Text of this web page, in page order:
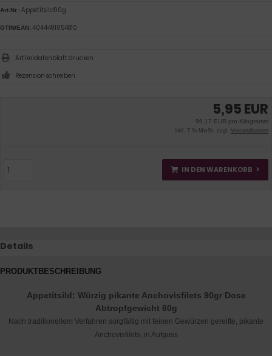
5,95 EUR
99,17 EUR pro Kilogramm
inkl. 7 % MwSt. zzgl. Versandkosten
IN DEN WARENKORB
Art.Nr.: Appetitsild90g
GTIN/EAN: 4044491054810
Artikeldatenblatt drucken
Rezension schreiben
Details
PRODUKTBESCHREIBUNG
Appetitsild: Würzig pikante Anchovisfilets 90gr Dose
Abtropfgewicht 60g
Nach traditionellem Verfahren sorgfältig mit feinen Gewürzen gereifte, pikante
Anchovisfilets, in Aufguss